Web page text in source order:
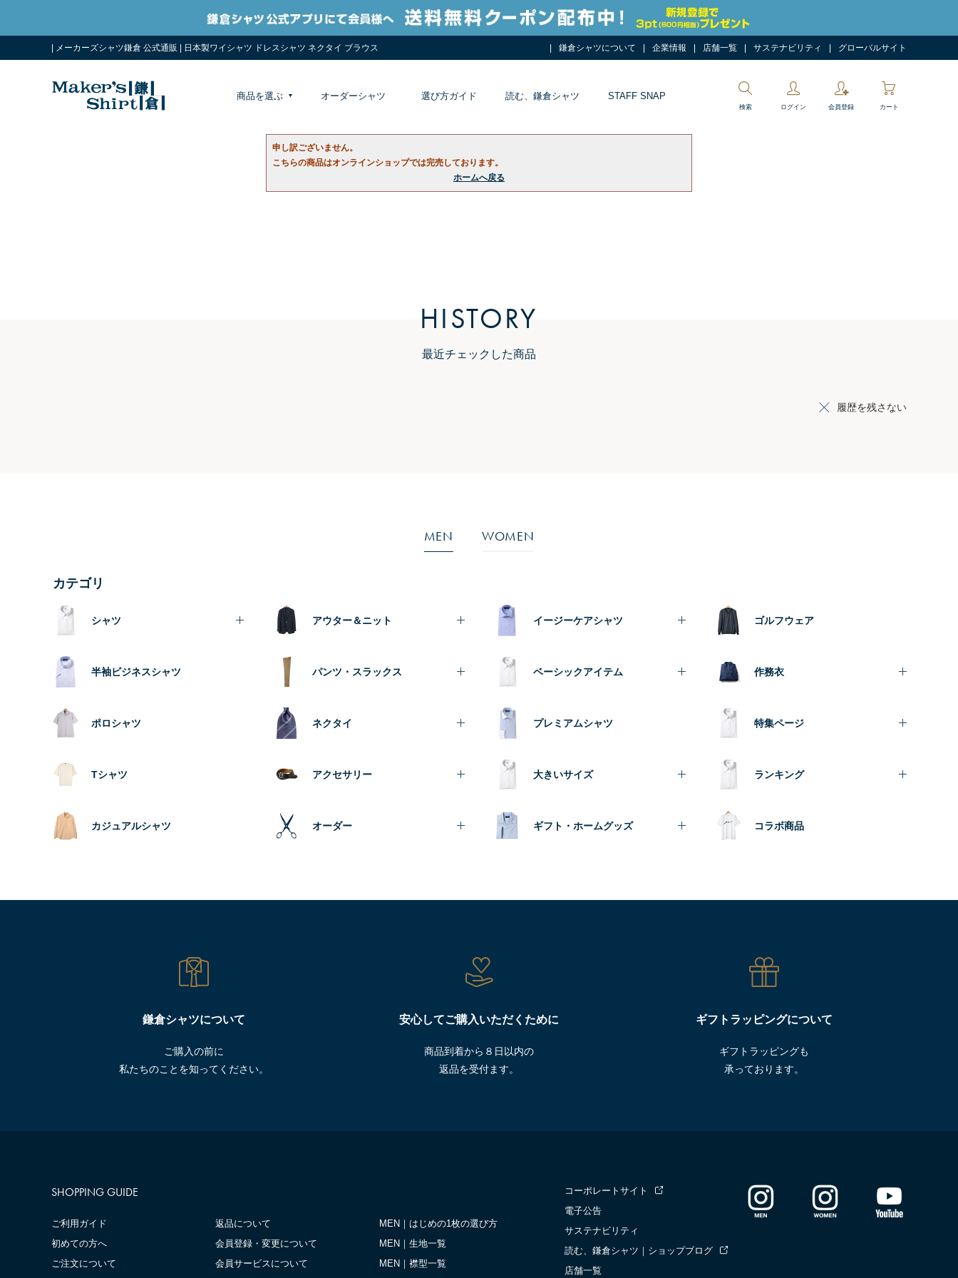
| メーカーズシャツ鎌倉 公式通販 | 日本製ワイシャツ ドレスシャツ ネクタイ ブラウス 鎌倉シャツについて 企業情報 店舗一覧 サステナビリティ グローバルサイト
商品を選ぶ オーダーシャツ 選び方ガイド 読む、鎌倉シャツ STAFF SNAP
検索 ログイン 会員登録 カート
申し訳ございません。
こちらの商品はオンラインショップでは完売しております。
ホームへ戻る
HISTORY
最近チェックした商品
履歴を残さない
MEN WOMEN
カテゴリ
シャツ
半袖ビジネスシャツ
ポロシャツ
Tシャツ
カジュアルシャツ
アウター＆ニット
パンツ・スラックス
ネクタイ
アクセサリー
オーダー
イージーケアシャツ
ベーシックアイテム
プレミアムシャツ
大きいサイズ
ギフト・ホームグッズ
ゴルフウェア
作務衣
特集ページ
ランキング
コラボ商品
鎌倉シャツについて
ご購入の前に
私たちのことを知ってください。
安心してご購入いただくために
商品到着から８日以内の
返品を受付ます。
ギフトラッピングについて
ギフトラッピングも
承っております。
SHOPPING GUIDE
ご利用ガイド
初めての方へ
ご注文について
返品について
会員登録・変更について
会員サービスについて
MEN｜はじめの1枚の選び方
MEN｜生地一覧
MEN｜襟型一覧
コーポレートサイト
電子公告
サステナビリティ
読む、鎌倉シャツ｜ショップブログ
店舗一覧